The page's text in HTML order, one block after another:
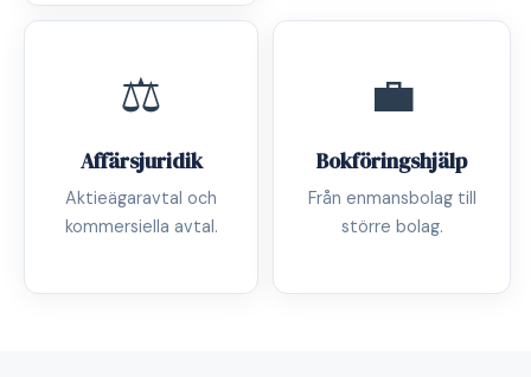
⚖️
Affärsjuridik
Aktieägaravtal och
kommersiella avtal.
💼
Bokföringshjälp
Från enmansbolag till
större bolag.